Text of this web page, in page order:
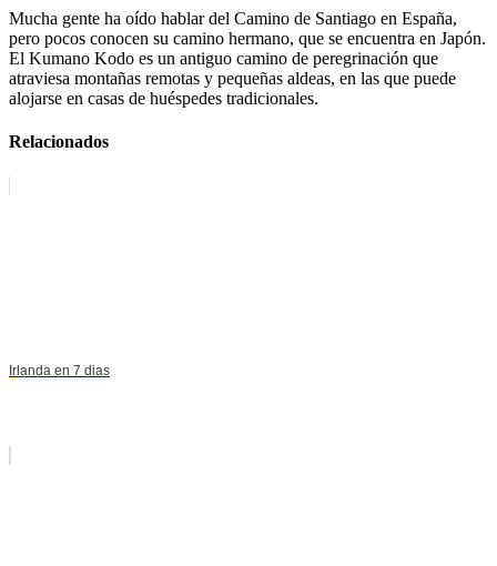
Mucha gente ha oído hablar del Camino de Santiago en España,
pero pocos conocen su camino hermano, que se encuentra en Japón.
El Kumano Kodo es un antiguo camino de peregrinación que
atraviesa montañas remotas y pequeñas aldeas, en las que puede
alojarse en casas de huéspedes tradicionales.
Relacionados
Irlanda en 7 dias